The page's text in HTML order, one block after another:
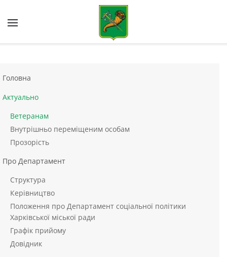
Skip to main content
Головна
Актуально
Ветеранам
Внутрішньо переміщеним особам
Прозорість
Про Департамент
Структура
Керівництво
Положення про Департамент соціальної політики
Харківської міської ради
Графік прийому
Довідник